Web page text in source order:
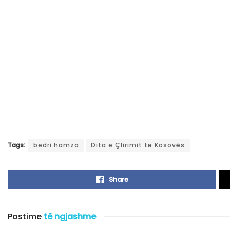
Tags: bedri hamza Dita e Çlirimit të Kosovës
Share
Postime të ngjashme